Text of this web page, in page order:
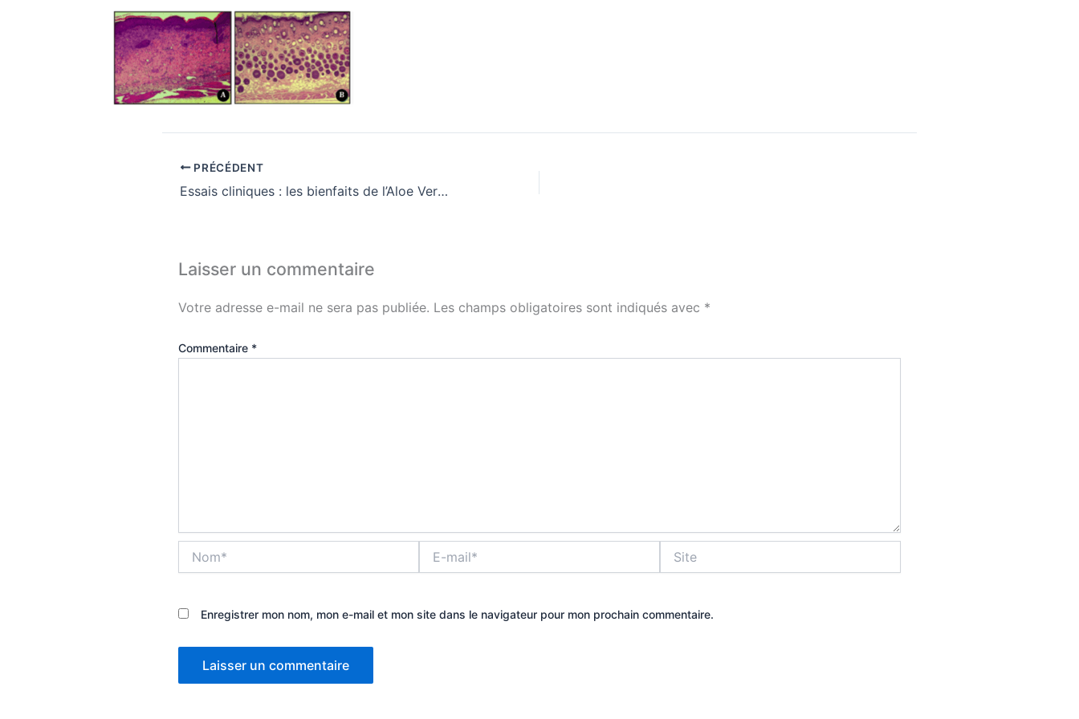
PRÉCÉDENT
Essais cliniques : les bienfaits de l’Aloe Vera pour la peau.
Laisser un commentaire
Votre adresse e-mail ne sera pas publiée. Les champs obligatoires sont indiqués avec *
Commentaire *
mail*
Enregistrer mon nom, mon e-mail et mon site dans le navigateur pour mon prochain commentaire.